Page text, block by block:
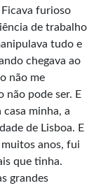
furioso
de trabalho
tudo e
chegava ao
não me
não pode ser. E
minha, a
de Lisboa. E
anos, fui
que tinha.
grandes